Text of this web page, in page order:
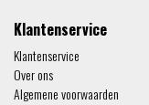
Klantenservice
Klantenservice
Over ons
Algemene voorwaarden